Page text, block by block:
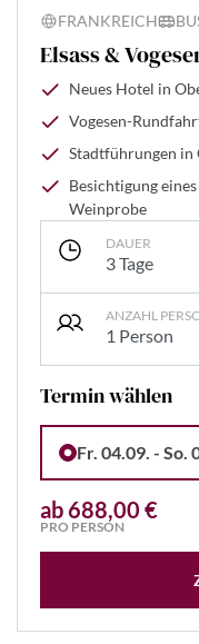
FRANKREICH
Elsass &
Neues Hotel in
Vogesen-
Stadtführungen in
Besichtigung
Weinprobe
DAUER
3 Tage
ANZAHL
1 Person
Termin wählen
Fr. 04.09. - So.
ab 688,00 €
PRO PERSON